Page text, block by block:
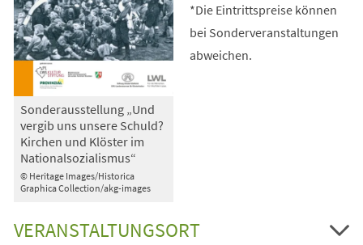
© Heritage Images/Historica
Graphica Collection/akg-images
Sonderausstellung „Und
vergib uns unsere Schuld?
Kirchen und Klöster im
Nationalsozialismus“
*Die Eintrittspreise können
bei Sonderveranstaltungen
abweichen.
VERANSTALTUNGSORT